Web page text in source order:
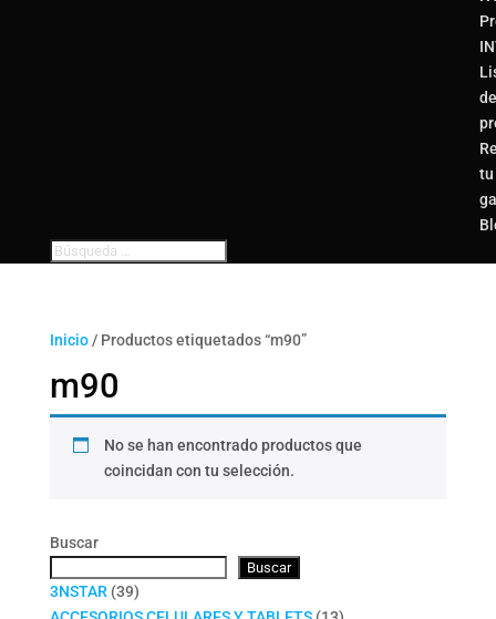
de
tu
Inicio/ Productos etiquetados “m90”
m90
No se han encontrado productos que
coincidan con tu selección.
Buscar
Buscar
3NSTAR 3939